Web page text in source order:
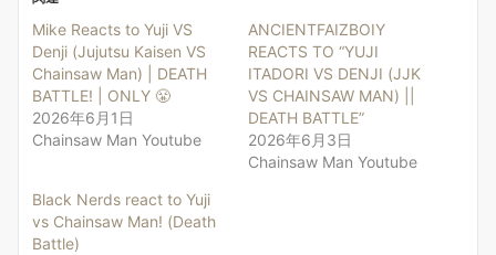
Mike Reacts to Yuji VS
Denji (Jujutsu Kaisen VS
Chainsaw Man) | DEATH
BATTLE! | ONLY 😤
2026年6月1日
Chainsaw Man Youtube
ANCIENTFAIZBOIY
REACTS TO “YUJI
ITADORI VS DENJI (JJK
VS CHAINSAW MAN) ||
DEATH BATTLE”
2026年6月3日
Chainsaw Man Youtube
Black Nerds react to Yuji
vs Chainsaw Man! (Death
Battle)